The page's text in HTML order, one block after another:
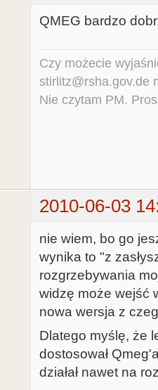
QMEG bardzo
Czy możecie
stirlitz@rsha.gov.de
Nie czytam PM.
2010-06-03
nie wiem, bo go
wynika to "z
rozgrzebywania
widzę może wejść
nowa wersja z
Dlatego myślę, że
dostosował
działał nawet na